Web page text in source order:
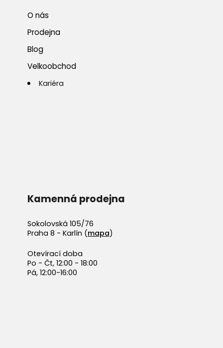
O nás
Prodejna
Blog
Velkoobchod
Kariéra
Kamenná prodejna
Sokolovská 105/76
Praha 8 - Karlín (mapa)
Otevírací doba
Po - Čt, 12:00 - 18:00
Pá, 12:00-16:00